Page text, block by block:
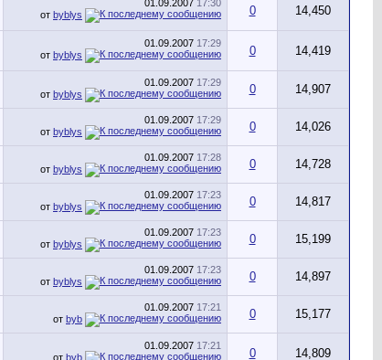
01.09.2007 17:30
от byblys 0 14,450
01.09.2007 17:29
от byblys 0 14,419
01.09.2007 17:29
от byblys 0 14,907
01.09.2007 17:29
от byblys 0 14,026
01.09.2007 17:28
от byblys 0 14,728
01.09.2007 17:23
от byblys 0 14,817
01.09.2007 17:23
от byblys 0 15,199
01.09.2007 17:23
от byblys 0 14,897
01.09.2007 17:21
от byb 0 15,177
01.09.2007 17:21
от byb 0 14,809